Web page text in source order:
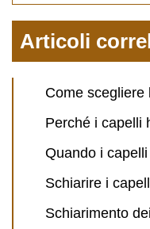
Articoli
Come scegliere
Perché i capelli
Quando i
Schiarire i
Schiarimento